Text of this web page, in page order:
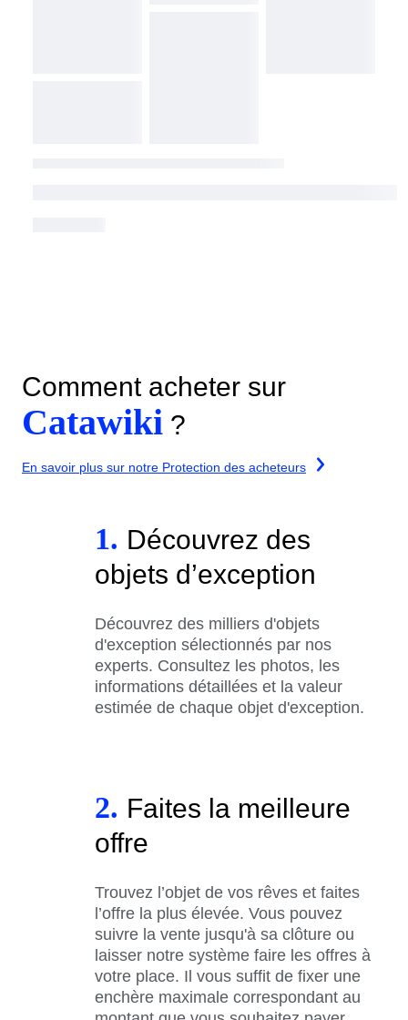
Comment acheter sur
Catawiki ?
En savoir plus sur notre Protection des acheteurs
1. Découvrez des
objets d’exception
Découvrez des milliers d'objets
d'exception sélectionnés par nos
experts. Consultez les photos, les
informations détaillées et la valeur
estimée de chaque objet d'exception.
2. Faites la meilleure
offre
Trouvez l’objet de vos rêves et faites
l’offre la plus élevée. Vous pouvez
suivre la vente jusqu'à sa clôture ou
laisser notre système faire les offres à
votre place. Il vous suffit de fixer une
enchère maximale correspondant au